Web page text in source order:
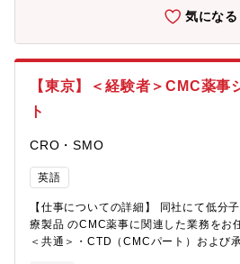
備【担当プロジェクトの決め方】経験と
個々の業務量などを踏まえてプロジェク
【働き方】フレックスタイム制度とリ
た、自由度の高い就業環境です。フレ
イムナシのフルフレックスで、1日3時
ク：業務の状況や内容に応じて、ご自
の使い分け、効率よく業務を進めていま
ワークも可能、業務状況や対応事項、対
人物像】・主体性、リーダーシップ、
気になる
【東京】＜経験者＞CMC薬事
ト
CRO・SMO
英語
【仕事についての詳細】 同社にて低分
療製品 のCMC薬事に関連した業務をお
＜共通＞・CTD（CMCパート）および